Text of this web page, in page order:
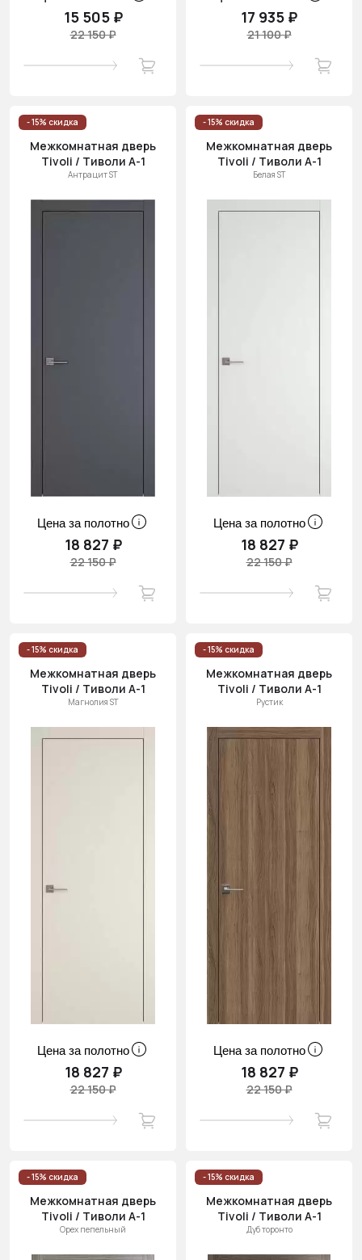
15 505 ₽
22 150 ₽
17 935 ₽
21 100 ₽
- 15% скидка
Межкомнатная дверь
Tivoli / Тиволи А-1
Антрацит ST
Цена за полотно
18 827 ₽
22 150 ₽
- 15% скидка
Межкомнатная дверь
Tivoli / Тиволи А-1
Белая ST
Цена за полотно
18 827 ₽
22 150 ₽
- 15% скидка
Межкомнатная дверь
Tivoli / Тиволи А-1
Магнолия ST
Цена за полотно
18 827 ₽
22 150 ₽
- 15% скидка
Межкомнатная дверь
Tivoli / Тиволи А-1
Рустик
Цена за полотно
18 827 ₽
22 150 ₽
- 15% скидка
Межкомнатная дверь
Tivoli / Тиволи А-1
Орех пепельный
- 15% скидка
Межкомнатная дверь
Tivoli / Тиволи А-1
Дуб торонто